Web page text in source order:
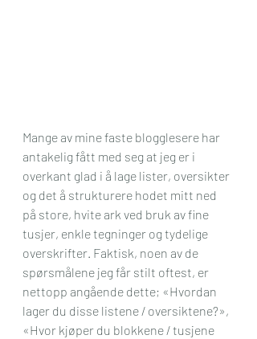
Mange av mine faste blogglesere har
antakelig fått med seg at jeg er i
overkant glad i å lage lister, oversikter
og det å strukturere hodet mitt ned
på store, hvite ark ved bruk av fine
tusjer, enkle tegninger og tydelige
overskrifter. Faktisk, noen av de
spørsmålene jeg får stilt oftest, er
nettopp angående dette; «Hvordan
lager du disse listene / oversiktene?»,
«Hvor kjøper du blokkene / tusjene